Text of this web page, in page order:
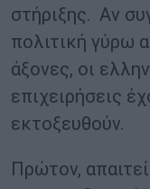
στήριξης. Αν
πολιτική γύρω
άξονες, οι
επιχειρήσεις
εκτοξευθούν.
Πρώτον,